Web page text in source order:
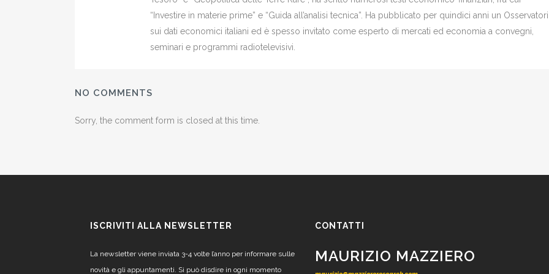
“Investire in materie prime” e “Guida all’analisi tecnica”. Ha pubblicato per quindici anni un
sui dati economici italiani ed è spesso invitato come esperto di mercati ed economia a convegni,
seminari e programmi radiotelevisivi.
NO COMMENTS
Sorry, the comment form is closed at this time.
ISCRIVITI ALLA NEWSLETTER
La newsletter viene inviata 3-4 volte l’anno per informare sulle
novità e gli appuntamenti. Si può disdire in ogni momento
CONTATTI
MAURIZIO MAZZIERO